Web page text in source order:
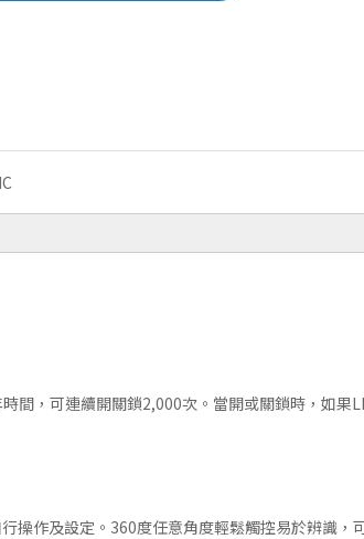
間，可連續開關鎖2,000次。當開或關鎖時，如果
操作及設定。360度任意角度輕鬆觸控易於辨識